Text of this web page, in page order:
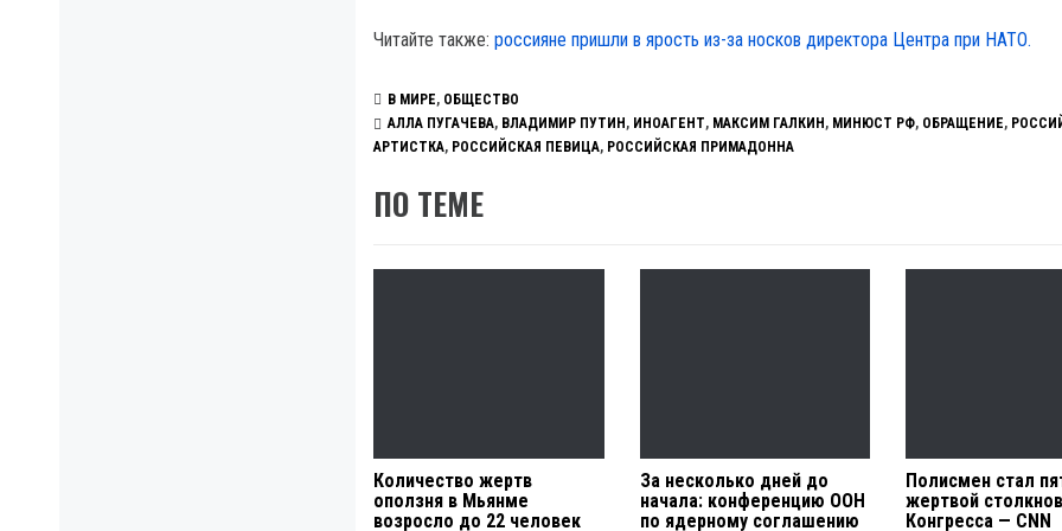
Читайте также: россияне пришли в ярость из-за носков директора Центра при НАТО.
В МИРЕ, ОБЩЕСТВО
АЛЛА ПУГАЧЕВА, ВЛАДИМИР ПУТИН , ИНОАГЕНТ, МАКСИМ ГАЛКИН , МИНЮСТ РФ, ОБРАЩЕНИЕ,
АРТИСТКА, РОССИЙСКАЯ ПЕВИЦА, РОССИЙСКАЯ ПРИМАДОННА
ПО ТЕМЕ
Количество жертв
оползня в Мьянме
возросло до 22 человек
За несколько дней до
начала: конференцию ООН
по ядерному соглашению
Полисмен стал
жертвой
Конгресса — CNN